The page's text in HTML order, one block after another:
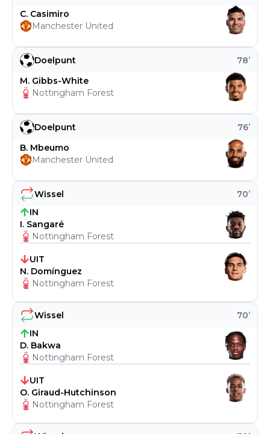
Wissel 70’
IN
D. Bakwa
Nottingham Forest
UIT
O. Giraud-Hutchinson
Nottingham Forest
Wissel 70’
IN
I. Sangaré
Nottingham Forest
UIT
N. Domínguez
Nottingham Forest
Doelpunt 76’
B. Mbeumo
Manchester United
Doelpunt 78’
M. Gibbs-White
Nottingham Forest
C. Casimiro
Manchester United